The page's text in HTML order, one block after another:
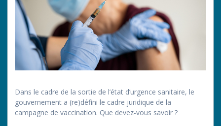
Dans le cadre de la sortie de l’état d’urgence sanitaire, le
gouvernement a (re)défini le cadre juridique de la
campagne de vaccination. Que devez-vous savoir ?